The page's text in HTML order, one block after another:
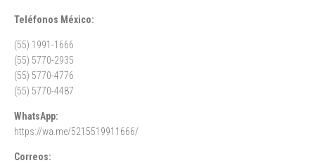
Teléfonos México:
(55) 1991-1666
(55) 5770-2935
(55) 5770-4776
(55) 5770-4487
WhatsApp:
https://wa.me/5215519911666/
Correos: